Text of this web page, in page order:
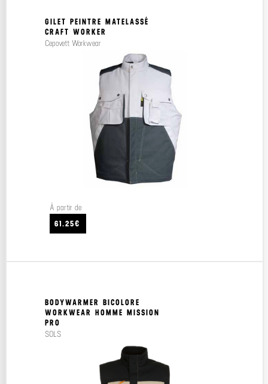
GILET PEINTRE MATELASSÉ
CRAFT WORKER
Cepovett Workwear
À partir de
61.25€
BODYWARMER BICOLORE
WORKWEAR HOMME MISSION
PRO
SOLS